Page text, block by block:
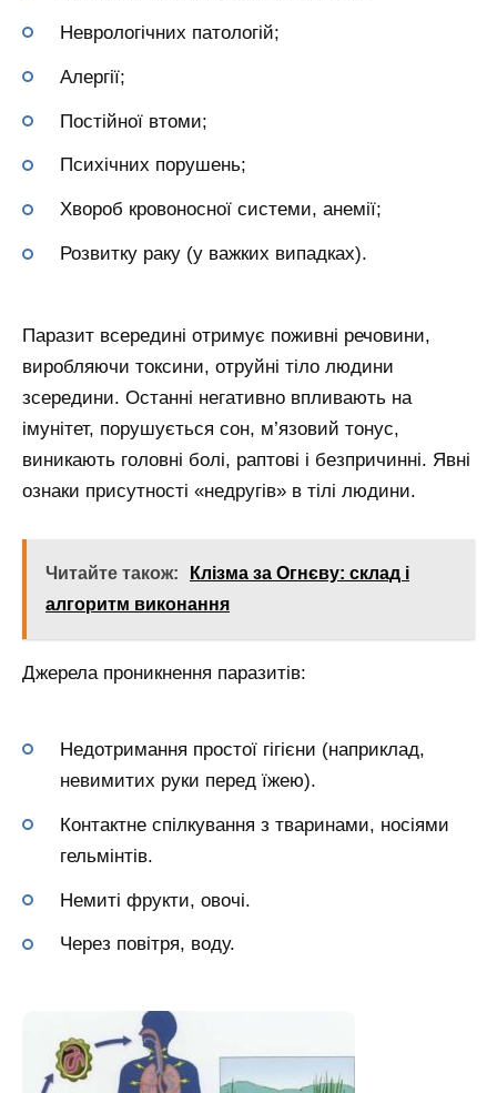
Неврологічних патологій;
Алергії;
Постійної втоми;
Психічних порушень;
Хвороб кровоносної системи, анемії;
Розвитку раку (у важких випадках).
Паразит всередині отримує поживні речовини,
виробляючи токсини, отруйні тіло людини
зсередини. Останні негативно впливають на
імунітет, порушується сон, м’язовий тонус,
виникають головні болі, раптові і безпричинні. Явні
ознаки присутності «недругів» в тілі людини.
Читайте також:
Клізма за Огнєву: склад і
алгоритм виконання
Джерела проникнення паразитів:
Недотримання простої гігієни (наприклад,
невимитих руки перед їжею).
Контактне спілкування з тваринами, носіями
гельмінтів.
Немиті фрукти, овочі.
Через повітря, воду.